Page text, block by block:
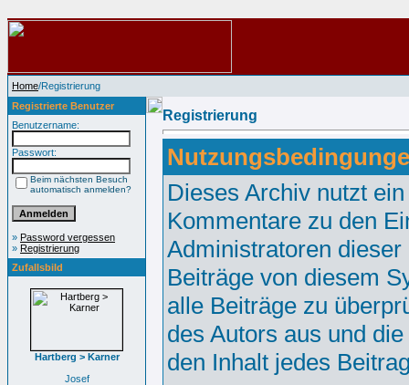
Home/Registrierung
Registrierte Benutzer
Benutzername:
Passwort:
Beim nächsten Besuch
automatisch anmelden?
» Password vergessen
» Registrierung
Zufallsbild
Hartberg > Karner
Josef
Registrierung
Dieses Archiv nutzt
Kommentare zu den
Administratoren
Beiträge von diesem
alle Beiträge zu
des Autors aus und
den Inhalt jedes